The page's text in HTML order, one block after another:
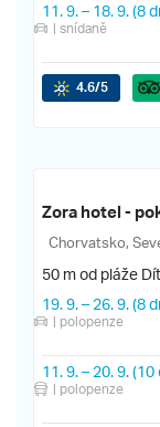
11. 9.– 18. 9.(8
| snídaně
4.6/5
Zora hotel -
Chorvatsko,
50 m od pláže
19. 9.– 26. 9.(8
| polopenze
11. 9.– 20. 9.(10
| polopenze